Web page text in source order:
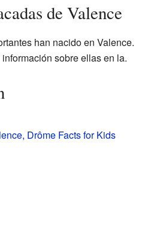
de Valence
han nacido en Valence.
sobre ellas en la.
Drôme Facts for Kids